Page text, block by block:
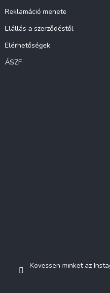
Reklamáció menete
Elállás a szerződéstől
Elérhetőségek
ÁSZF
Kövessen minket az